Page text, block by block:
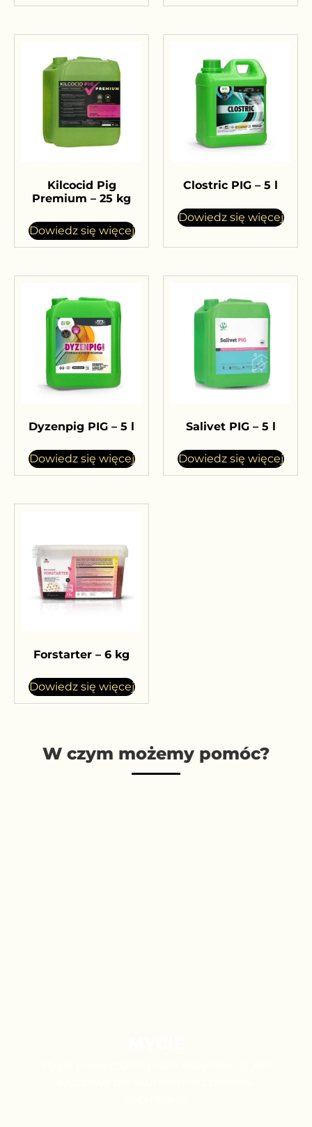
Kilcocid Pig
Premium – 25 kg
Dowiedz się więcej
Clostric PIG – 5 l
Dowiedz się więcej
Dyzenpig PIG – 5 l
Dowiedz się więcej
Salivet PIG – 5 l
Dowiedz się więcej
Forstarter – 6 kg
Dowiedz się więcej
W czym możemy pomóc?